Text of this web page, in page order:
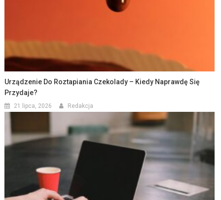
Urządzenie Do Roztapiania Czekolady – Kiedy Naprawdę Się
Przydaje?
21 lipca, 2026 Redakcja